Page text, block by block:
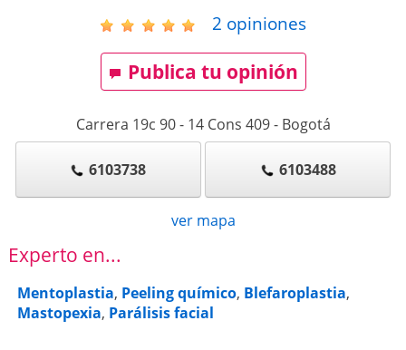
2 opiniones
Publica tu opinión
Carrera 19c 90 - 14 Cons 409- Bogotá
6103738 6103488
ver mapa
Experto en...
Mentoplastia, Peeling químico, Blefaroplastia,
Mastopexia, Parálisis facial